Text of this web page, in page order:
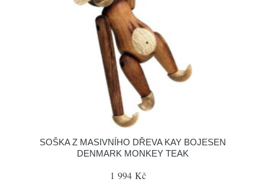
SOŠKA Z MASIVNÍHO DŘEVA KAY BOJESEN
DENMARK MONKEY TEAK
1 994 Kč